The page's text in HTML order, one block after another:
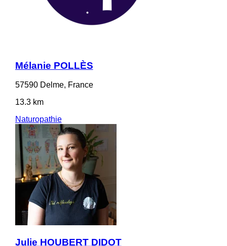
Mélanie POLLÈS
57590 Delme, France
13.3 km
Naturopathie
Julie HOUBERT DIDOT